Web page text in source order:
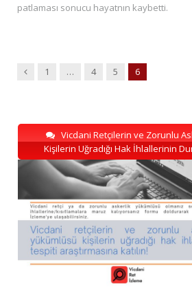
patlaması sonucu hayatnın kaybetti.
Previous
1 … 4 5 6
Vicdani Retçilerin ve Zorunlu
Kişilerin Uğradığı Hak İhlallerinin